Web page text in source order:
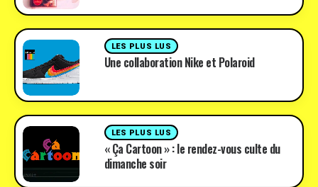
LES PLUS LUS
Une collaboration Nike et Polaroid
LES PLUS LUS
« Ça Cartoon » : le rendez-vous culte du
dimanche soir